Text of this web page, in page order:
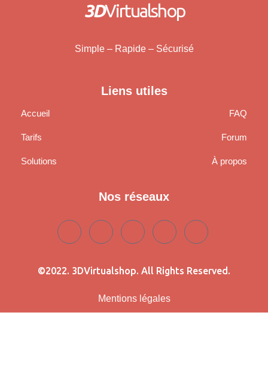
3DVirtualshop
Simple – Rapide – Sécurisé
Liens utiles
Accueil
Tarifs
Solutions
FAQ
Forum
À propos
Nos réseaux
©2022. 3DVirtualshop. All Rights Reserved.
Mentions légales